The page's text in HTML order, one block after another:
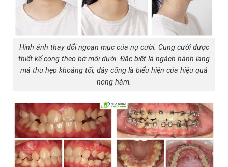
Hình ảnh thay đổi ngoạn mục của nụ cười. Cung cười được
thiết kế cong theo bờ môi dưới. Đặc biệt là ngách hành lang
má thu hẹp khoảng tối, đây cũng là biểu hiện của hiệu quả
nong hàm.